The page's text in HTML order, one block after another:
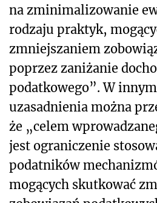
na zminimalizowanie
rodzaju praktyk,
zmniejszaniem
poprzez zaniżanie
podatkowego”. W
uzasadnienia można
że „celem
jest ograniczenie
podatników
mogących skutkować